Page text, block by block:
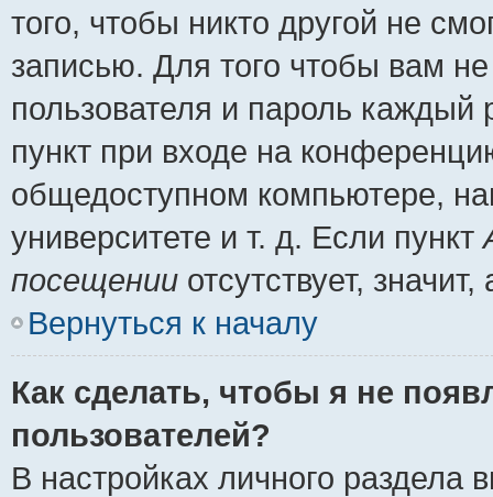
того, чтобы никто другой не
записью. Для того чтобы вам
пользователя и пароль
пункт при входе на
общедоступном компьютере,
университете и т. д. Если пункт
посещении отсутствует,
Вернуться к началу
Как сделать, чтобы я не
пользователей?
В настройках личного